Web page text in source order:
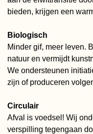
bieden, krijgen een
Biologisch
Minder gif, meer leven.
natuur en vermijdt
We ondersteunen
zijn of produceren
Circulair
Afval is voedsel! Wij
verspilling tegengaan